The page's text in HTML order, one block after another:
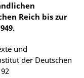
Reich bis zur
und
der Deutschen